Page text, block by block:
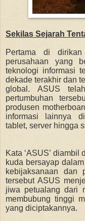
Sekilas Sejarah
Pertama di
perusahaan yang
teknologi informasi
dekade terakhir dan
global. ASUS
pertumbuhan
produsen
informasi lainnya
tablet, server hingga
Kata ‘ASUS’
kuda bersayap
kebijaksanaan dan
tersebut ASUS
jiwa petualang dari
membubung tinggi
yang diciptakannya.